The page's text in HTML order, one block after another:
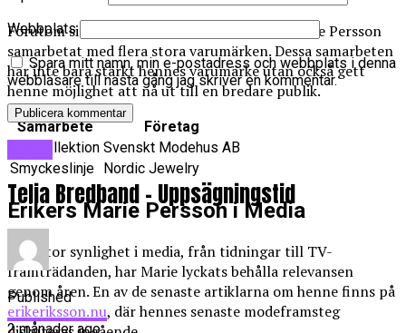
Förutom sina egna kollektioner har Erkers Marie Persson
samarbetat med flera stora varumärken. Dessa samarbeten
har inte bara stärkt hennes varumärke utan också gett
henne möjlighet att nå ut till en bredare publik.
Samarbete
Företag
Klädkollektion Svenskt Modehus AB
Smyckeslinje
Nordic Jewelry
Erikers Marie Persson i Media
Med stor synlighet i media, från tidningar till TV-
framträdanden, har Marie lyckats behålla relevansen
genom åren. En av de senaste artiklarna om henne finns på
erikeriksson.nu, där hennes senaste modeframsteg
Webbplats
Spara mitt namn, min e-postadress och webbplats i denna
webbläsare till nästa gång jag skriver en kommentar.
Telia Bredband – Uppsägningstid
Published
2 månader ago